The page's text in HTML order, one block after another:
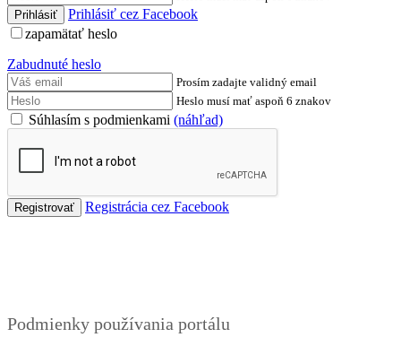
Prihlásiť cez Facebook
zapamätať heslo
Zabudnuté heslo
Prosím zadajte validný email
Heslo musí mať aspoň 6 znakov
Súhlasím s podmienkami (náhľad)
Registrácia cez Facebook
Podmienky používania portálu